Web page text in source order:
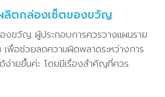
ลิตกล่องเซ็ตของขวัญ
งขวัญ ผู้ประกอบการควรวางแผนราย
เพื่อช่วยลดความผิดพลาดระหว่างการ
ง่ายขึ้นค่ะ โดยมีเรื่องสำคัญที่ควร